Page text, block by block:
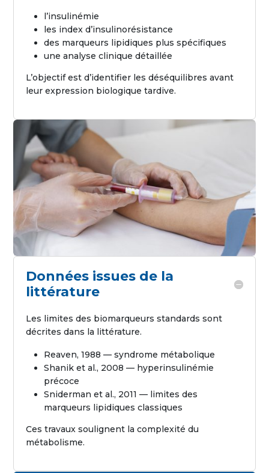
l’insulinémie
les index d’insulinorésistance
des marqueurs lipidiques plus spécifiques
une analyse clinique détaillée
L’objectif est d’identifier les déséquilibres avant
leur expression biologique tardive.
Données issues de la
littérature
Les limites des biomarqueurs standards sont
décrites dans la littérature.
Reaven, 1988 — syndrome métabolique
Shanik et al., 2008 — hyperinsulinémie
précoce
Sniderman et al., 2011 — limites des
marqueurs lipidiques classiques
Ces travaux soulignent la complexité du
métabolisme.